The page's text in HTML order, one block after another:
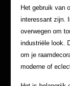
Het gebruik van
interessant zijn.
overwegen om
industriële look.
om je
moderne of